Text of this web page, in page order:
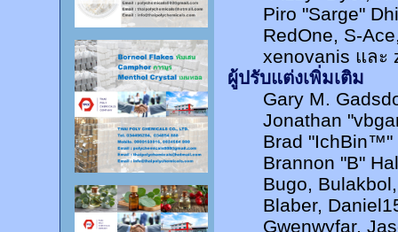
Piro "Sarge"
RedOne, S-
xenovanis และ
ผู้ปรับแต่งเพิ่มเติม
Gary M.
Jonathan
Brad "IchBin™"
Brannon "B"
Bugo,
Blaber,
Gwenwyfar,